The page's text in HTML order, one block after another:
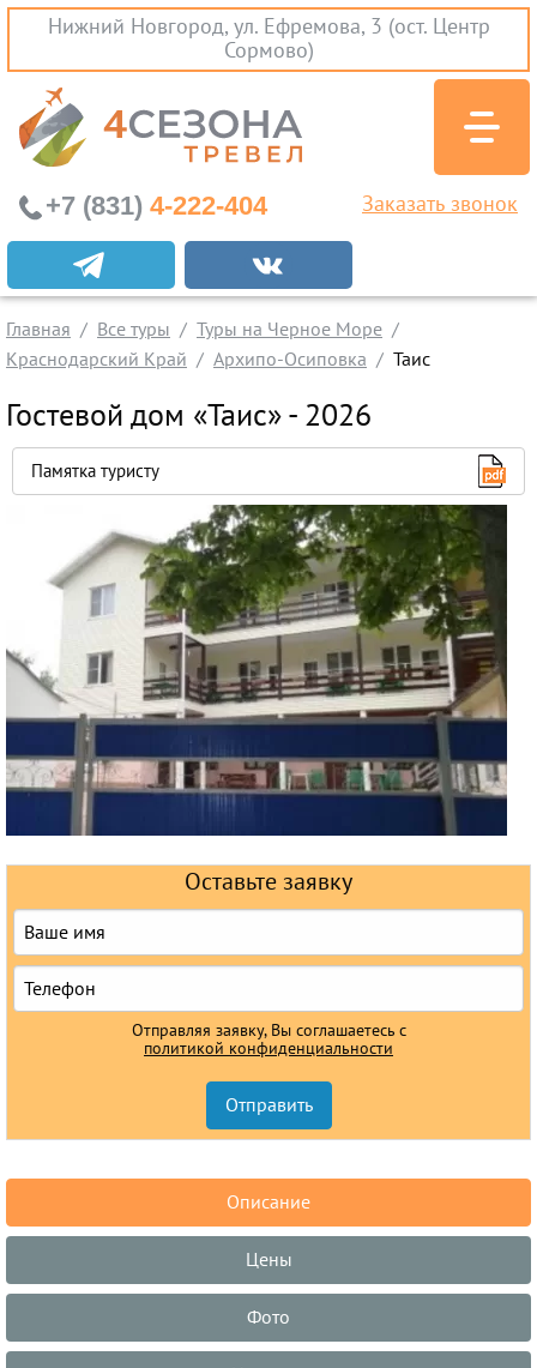
Нижний Новгород, ул. Ефремова, 3 (ост. Центр
Сормово)
Экскурсионные туры
Заграничные экскурсии
Туры на Черное Море
Абхазия
Проезд без проживания
Вылеты из Нижнего Новгорода
Горящие туры
Раннее бронирование
Железнодорожные туры
Круизы
+7 (831) 4-222-404 Заказать звонок
Главная Все туры
Туры на Черное Море
Краснодарский Край
Архипо-Осиповка Таис
Гостевой дом «Таис» - 2026
Памятка туристу
Оставьте заявку
Отправляя заявку, Вы соглашаетесь с
политикой конфиденциальности
Описание
Цены
Фото